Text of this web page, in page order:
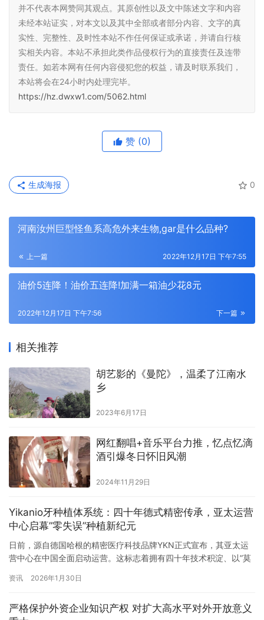
并不代表本网赞同其观点。其原创性以及文中陈述文字和内容
未经本站证实，对本文以及其中全部或者部分内容、文字的真
实性、完整性、及时性本站不作任何保证或承诺，并请自行核
实相关内容。本站不承担此类作品侵权行为的直接责任及连带
责任。如若本网有任何内容侵犯您的权益，请及时联系我们，
本站将会在24小时内处理完毕。
https://hz.dwxw1.com/5062.html
赞 (0)
0
生成海报
河南汝州巨型怪鱼系高危外来生物,gar是什么品种?
上一篇 2022年12月17日 下午7:55
油价5连降！油价五连降!加满一箱油少花8元
下一篇
2022年12月17日 下午7:56
相关推荐
胡艺影的《曼陀》，温柔了江南水
乡
2023年6月17日
网红翻唱+音乐平台力推，忆点忆滴
酒引爆冬日怀旧风潮
2024年11月29日
Yikanio牙种植体系统：四十年德式精密传承，亚太运营
中心启幕”零失误”种植新纪元
日前，源自德国哈根的精密医疗科技品牌YKN正式宣布，其亚太运
营中心在中国全面启动运营。这标志着拥有四十年技术积淀、以”莫
年中德技术合作过渡后，正式开启亚太市场的深度布局。 从1985到
年。当时，现任技术团队负…
资讯 2026年1月30日
严格保护外资企业知识产权 对扩大高水平对外开放意义